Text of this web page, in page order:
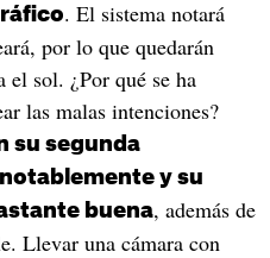
. El sistema notará
por lo que quedarán
el sol. ¿Por qué se ha
las malas intenciones?
su segunda
y su
buena, además de
Llevar una cámara con